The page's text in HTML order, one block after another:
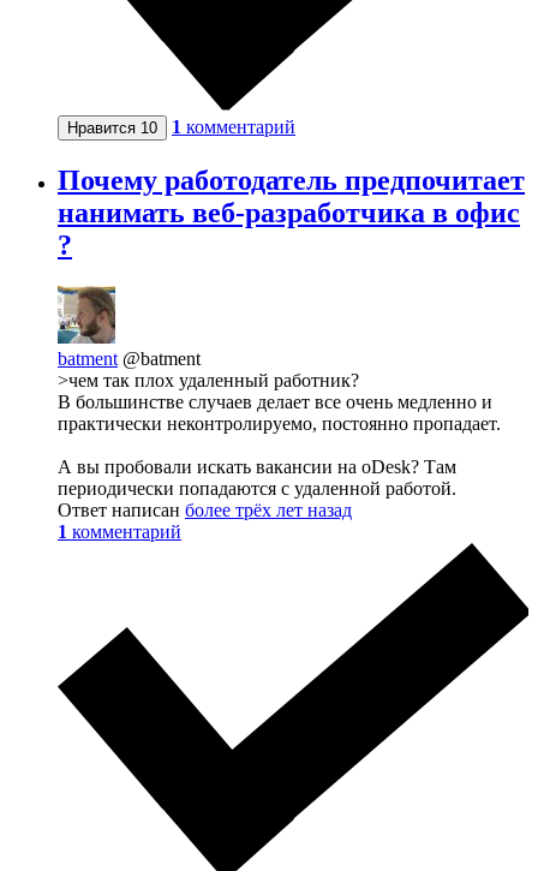
Нравится 10 1 комментарий
Почему работодатель предпочитает
нанимать веб-разработчика в офис
?
batment @batment
>чем так плох удаленный работник?
В большинстве случаев делает все очень медленно и
практически неконтролируемо, постоянно пропадает.
А вы пробовали искать вакансии на oDesk? Там
периодически попадаются с удаленной работой.
Ответ написан более трёх лет назад
1 комментарий